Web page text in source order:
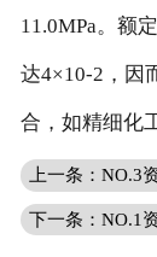
11.0MPa。额
达4×10-2，因
合，如精细化